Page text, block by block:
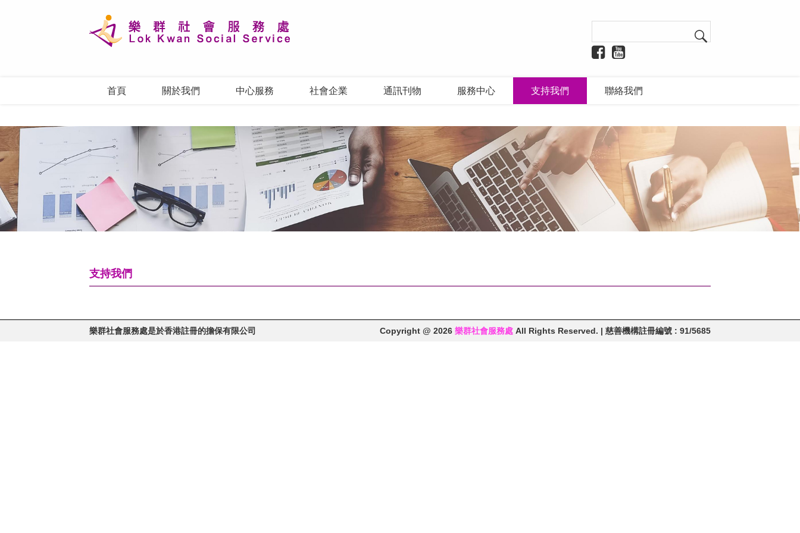
首頁 關於我們 中心服務 社會企業 通訊刊物 服務中心 支持我們 聯絡我們
支持我們
樂群社會服務處是於香港註冊的擔保有限公司 Copyright @ 2026 樂群社會服務處 All Rights Reserved. | 慈善機構註冊編號 : 91/5685